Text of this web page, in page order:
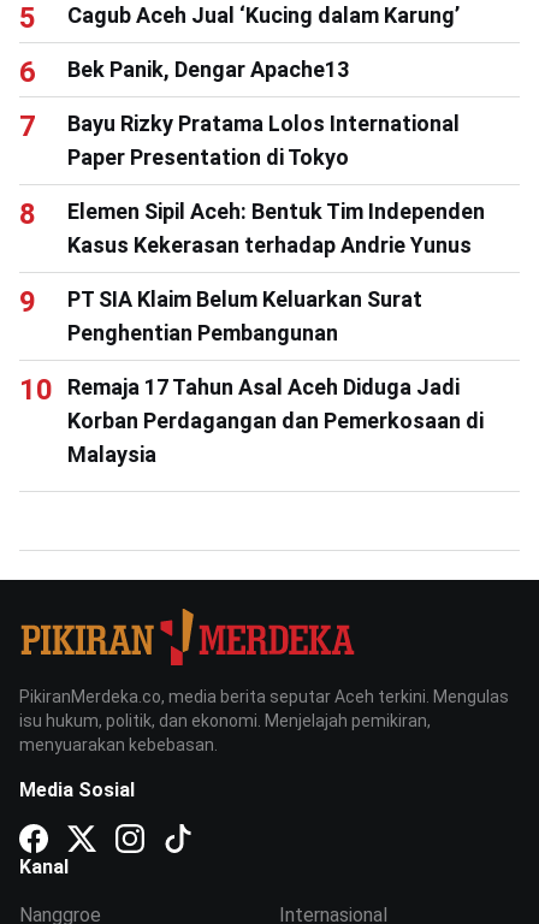
Cagub Aceh Jual ‘Kucing dalam Karung’
Bek Panik, Dengar Apache13
Bayu Rizky Pratama Lolos International
Paper Presentation di Tokyo
Elemen Sipil Aceh: Bentuk Tim Independen
Kasus Kekerasan terhadap Andrie Yunus
PT SIA Klaim Belum Keluarkan Surat
Penghentian Pembangunan
Remaja 17 Tahun Asal Aceh Diduga Jadi
Korban Perdagangan dan Pemerkosaan di
Malaysia
PikiranMerdeka.co, media berita seputar Aceh terkini. Mengulas
isu hukum, politik, dan ekonomi. Menjelajah pemikiran,
menyuarakan kebebasan.
Media Sosial
Kanal
Nanggroe Internasional